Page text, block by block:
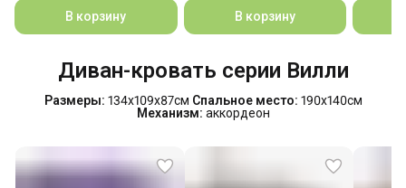
В корзину
В корзину
Диван-кровать серии Вилли
Размеры: 134х109х87см Спальное место: 190х140см
Механизм: аккордеон